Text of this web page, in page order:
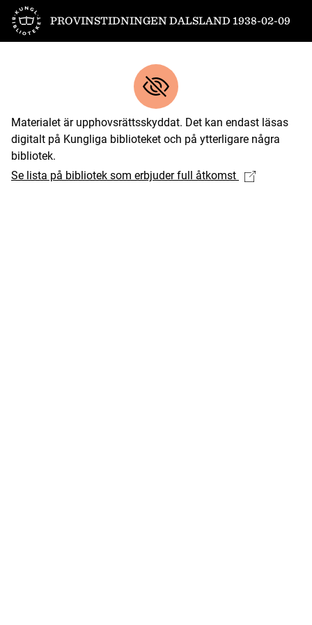
Till startsidan
PROVINSTIDNINGEN DALSLAND 1938-02-09
Materialet är upphovsrättsskyddat. Det kan endast läsas
digitalt på Kungliga biblioteket och på ytterligare några
bibliotek.
Se lista på bibliotek som erbjuder full åtkomst